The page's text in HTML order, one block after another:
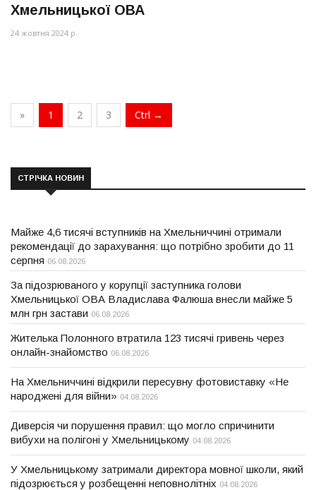
Хмельницької ОВА
24 жовтня 2024 р.
» 1 2 3 Ctrl →
СТРІЧКА НОВИН
Майже 4,6 тисячі вступників на Хмельниччині отримали
рекомендації до зарахування: що потрібно зробити до 11
серпня 06.08.2026
За підозрюваного у корупції заступника голови
Хмельницької ОВА Владислава Фалюша внесли майже 5
млн грн застави 06.08.2026
Жителька Полонного втратила 123 тисячі гривень через
онлайн-знайомство 06.08.2026
На Хмельниччині відкрили пересувну фотовиставку «Не
народжені для війни» 04.08.2026
Диверсія чи порушення правил: що могло спричинити
вибухи на полігоні у Хмельницькому 04.08.2026
У Хмельницькому затримали директора мовної школи, який
підозрюється у розбещенні неповнолітніх 04.08.2026